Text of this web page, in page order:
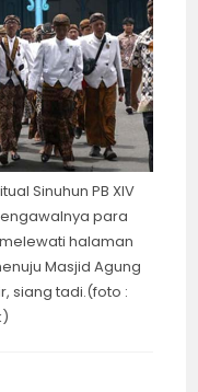
Sinuhun PB XIV
para
halaman
Masjid Agung
siang tadi.(foto :